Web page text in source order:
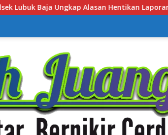
Laporan Pengawasan Anak Tanpa Izin